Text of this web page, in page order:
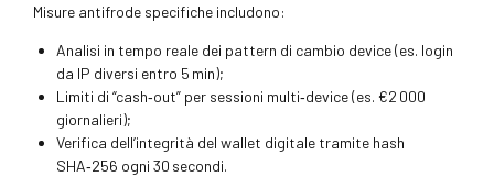
Misure antifrode specifiche includono:
Analisi in tempo reale dei pattern di cambio device (es. login
da IP diversi entro 5 min);
Limiti di “cash‑out” per sessioni multi‑device (es. €2 000
giornalieri);
Verifica dell’integrità del wallet digitale tramite hash
SHA‑256 ogni 30 secondi.